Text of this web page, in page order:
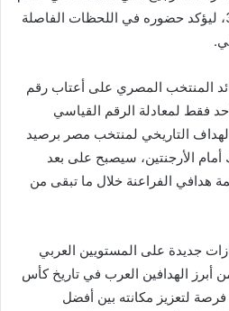
مواجهة أستراليا في دور الـ32، ليؤكد حضوره في اللحظات الفاصلة
المنتخب المصري على أعتاب رقم
فقط لمعادلة الرقم القياسي
التاريخي لمنتخب مصر برصيد
أمام الأرجنتين، سيصبح على بعد
هدافي الفراعنة خلال ما تبقى من
جديدة على المستويين العربي
أبرز الهدافين العرب في تاريخ كأس
لتعزيز مكانته بين أفضل